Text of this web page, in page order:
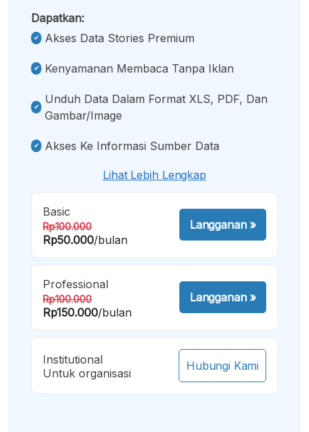
Dapatkan:
Akses Data Stories Premium
Kenyamanan Membaca Tanpa Iklan
Unduh Data Dalam Format XLS, PDF, Dan
Gambar/image
Akses Ke Informasi Sumber Data
Lihat Lebih Lengkap
Basic
Rp100.000
Rp50.000/bulan
Langganan»
Professional
Rp100.000
Rp150.000/bulan
Langganan»
Institutional
Untuk organisasi
Hubungi Kami